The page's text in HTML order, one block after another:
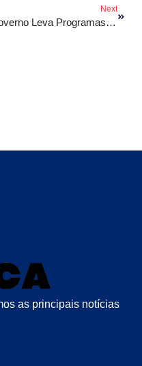
Next
Governo Leva Programas Sociais A Barreirinhas
as principais notícias